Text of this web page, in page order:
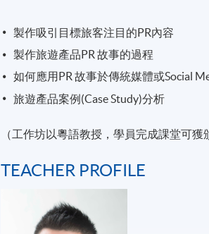
製作吸引目標旅客注目的PR內容
製作旅遊產品PR 故事的過程
如何應用PR 故事於傳統媒體或Social
旅遊產品案例(Case Study)分析
（工作坊以粵語教授，學員完成課堂可
TEACHER PROFILE